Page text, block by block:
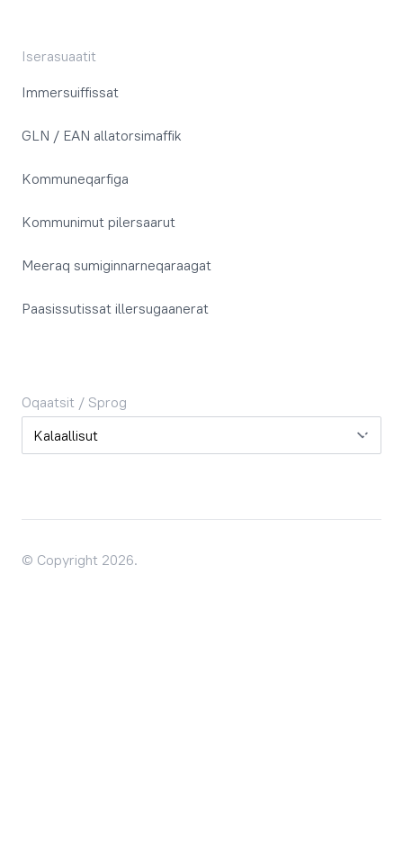
Iserasuaatit
Immersuiffissat
GLN / EAN allatorsimaffik
Kommuneqarfiga
Kommunimut pilersaarut
Meeraq sumiginnarneqaraagat
Paasissutissat illersugaanerat
Oqaatsit / Sprog
Oqaatsit / Sprog
© Copyright 2026.